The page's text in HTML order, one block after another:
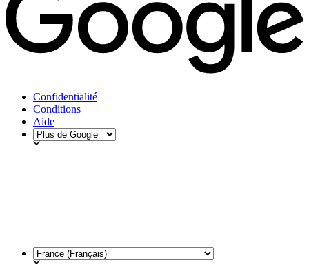
Confidentialité
Conditions
Aide